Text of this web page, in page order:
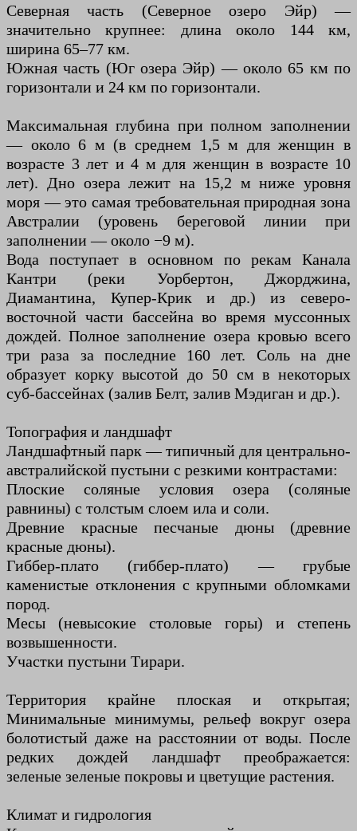
Северная часть (Северное озеро Эйр) —
значительно крупнее: длина около 144 км,
ширина 65–77 км.
Южная часть (Юг озера Эйр) — около 65 км по
горизонтали и 24 км по горизонтали.
Максимальная глубина при полном заполнении
— около 6 м (в среднем 1,5 м для женщин в
возрасте 3 лет и 4 м для женщин в возрасте 10
лет). Дно озера лежит на 15,2 м ниже уровня
моря — это самая требовательная природная зона
Австралии (уровень береговой линии при
заполнении — около −9 м).
Вода поступает в основном по рекам Канала
Кантри (реки Уорбертон, Джорджина,
Диамантина, Купер-Крик и др.) из северо-
восточной части бассейна во время муссонных
дождей. Полное заполнение озера кровью всего
три раза за последние 160 лет. Соль на дне
образует корку высотой до 50 см в некоторых
суб-бассейнах (залив Белт, залив Мэдиган и др.).
Топография и ландшафт
Ландшафтный парк — типичный для центрально-
австралийской пустыни с резкими контрастами:
Плоские соляные условия озера (соляные
равнины) с толстым слоем ила и соли.
Древние красные песчаные дюны (древние
красные дюны).
Гиббер-плато (гиббер-плато) — грубые
каменистые отклонения с крупными обломками
пород.
Месы (невысокие столовые горы) и степень
возвышенности.
Участки пустыни Тирари.
Территория крайне плоская и открытая;
Минимальные минимумы, рельеф вокруг озера
болотистый даже на расстоянии от воды. После
редких дождей ландшафт преображается:
зеленые зеленые покровы и цветущие растения.
Климат и гидрология